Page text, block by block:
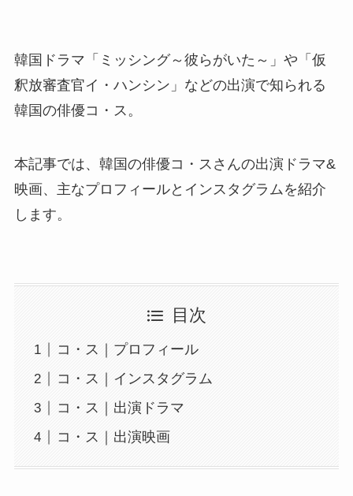
韓国ドラマ「ミッシング～彼らがいた～」や「仮
釈放審査官イ・ハンシン」などの出演で知られる
韓国の俳優コ・ス。
本記事では、韓国の俳優コ・スさんの出演ドラマ&
映画、主なプロフィールとインスタグラムを紹介
します。
目次
コ・ス｜プロフィール
コ・ス｜インスタグラム
コ・ス｜出演ドラマ
コ・ス｜出演映画